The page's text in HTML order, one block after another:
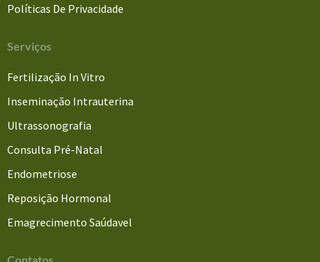
Políticas De Privacidade
Serviços
Fertilização In Vitro
Inseminação Intrauterina
Ultrassonografia
Consulta Pré-Natal
Endometriose
Reposição Hormonal
Emagrecimento Saúdavel
Contatos